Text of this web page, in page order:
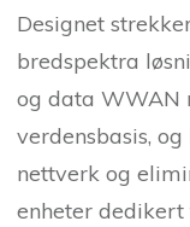
Designet
bredspektra
og data WWAN
verdensbasis,
nettverk og
enheter